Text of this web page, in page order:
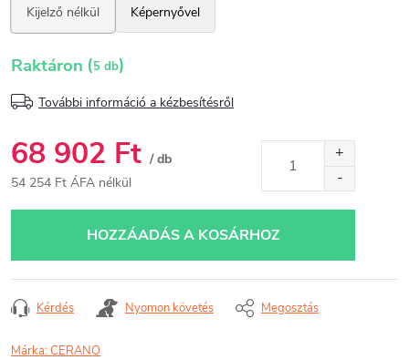
Raktáron (5 db)
További információ a kézbesítésről
68 902 Ft / db
54 254 Ft ÁFA nélkül
HOZZÁADÁS A KOSÁRHOZ
Kérdés Nyomon követés Megosztás
Márka:CERANO